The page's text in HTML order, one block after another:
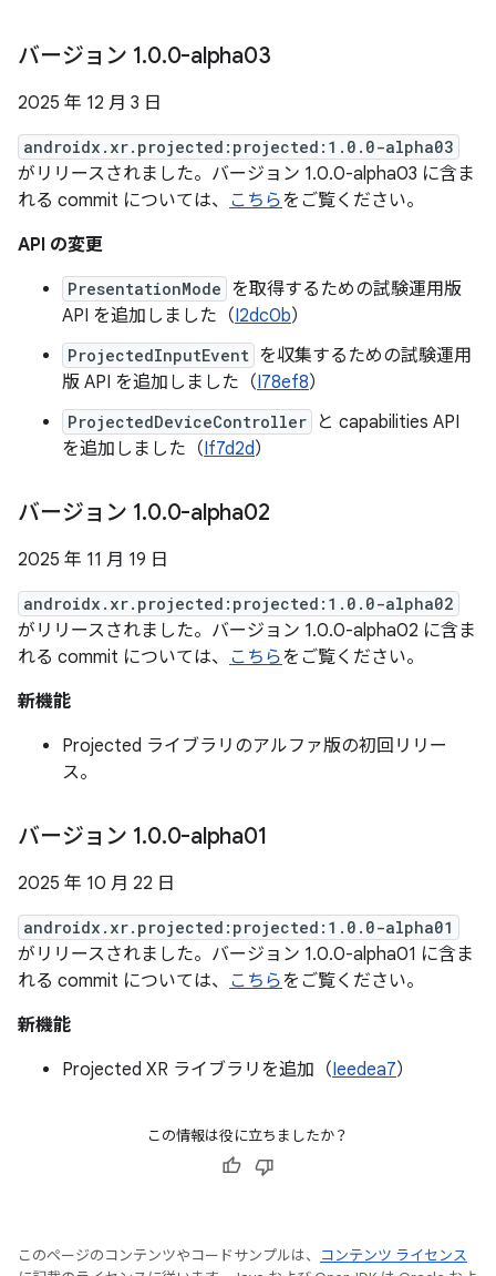
バージョン 1.0.0-alpha03
2025 年 12 月 3 日
androidx.xr.projected:projected:1.0.0-alpha03
がリリースされました。バージョン 1.0.0-alpha03 に含ま
れる commit については、 こちらをご覧ください。
API の変更
PresentationMode を取得するための試験運用版
API を追加しました（I2dc0b）
ProjectedInputEvent を収集するための試験運用
版 API を追加しました（I78ef8）
ProjectedDeviceController
と capabilities API
を追加しました（If7d2d）
バージョン 1.0.0-alpha02
2025 年 11 月 19 日
androidx.xr.projected:projected:1.0.0-alpha02
がリリースされました。バージョン 1.0.0-alpha02 に含ま
れる commit については、 こちらをご覧ください。
新機能
Projected ライブラリのアルファ版の初回リリー
ス。
バージョン 1.0.0-alpha01
2025 年 10 月 22 日
androidx.xr.projected:projected:1.0.0-alpha01
がリリースされました。バージョン 1.0.0-alpha01 に含ま
れる commit については、 こちらをご覧ください。
新機能
Projected XR ライブラリを追加（Ieedea7）
この情報は役に立ちましたか？
このページのコンテンツやコードサンプルは、
コンテンツ ライセンス